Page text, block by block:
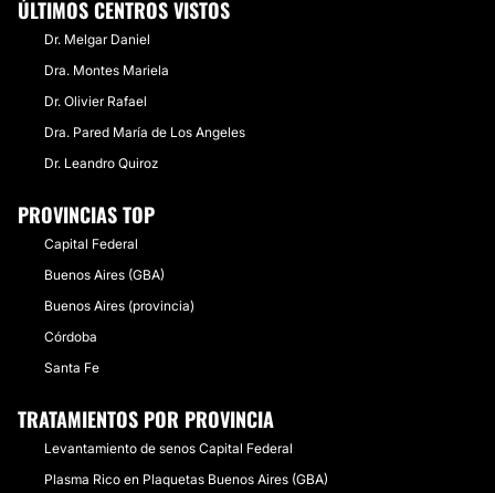
ÚLTIMOS CENTROS VISTOS
Dr. Melgar Daniel
Dra. Montes Mariela
Dr. Olivier Rafael
Dra. Pared María de Los Angeles
Dr. Leandro Quiroz
PROVINCIAS TOP
Capital Federal
Buenos Aires (GBA)
Buenos Aires (provincia)
Córdoba
Santa Fe
TRATAMIENTOS POR PROVINCIA
Levantamiento de senos Capital Federal
Plasma Rico en Plaquetas Buenos Aires (GBA)